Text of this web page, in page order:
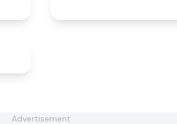
Advertisement